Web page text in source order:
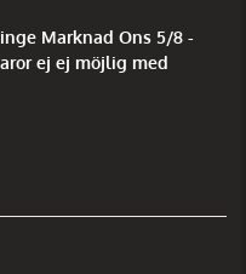
Marknad Ons 5/8 -
ej ej möjlig med